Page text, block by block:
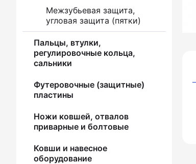
Межзубьевая защита,
угловая защита (пятки)
Пальцы, втулки,
регулировочные кольца,
сальники
Футеровочные (защитные)
пластины
Ножи ковшей, отвалов
приварные и болтовые
Ковши и навесное
оборудование